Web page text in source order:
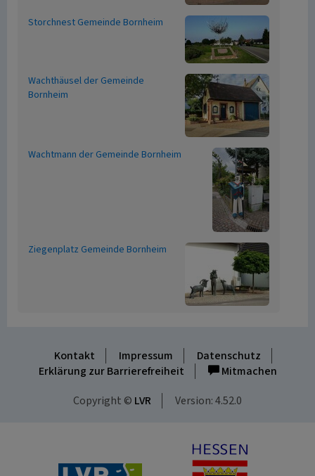
Storchnest Gemeinde Bornheim
Wachthäusel der Gemeinde
Bornheim
Wachtmann der Gemeinde Bornheim
Ziegenplatz Gemeinde Bornheim
Kontakt Impressum
Datenschutz
Erklärung zur Barrierefreiheit
Mitmachen
Copyright © LVR Version: 4.52.0